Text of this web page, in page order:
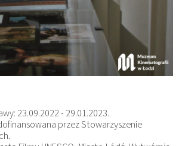
23.09.2022 - 29.01.2023.
przez Stowarzyszenie